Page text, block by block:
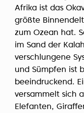
Afrika ist das
größte
zum Ozean hat.
im Sand der
verschlungene
und Sümpfen ist
beeindruckend.
versammelt sich
Elefanten,